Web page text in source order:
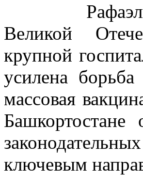
Рафаэль
Великой
крупной
усилена
массовая
ключевым